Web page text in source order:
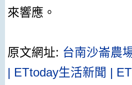
來響應。
原文網址: 台南沙崙農
| ETtoday生活新聞 |